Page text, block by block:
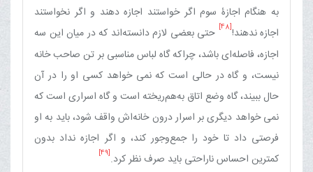
به هنگام اجازۀ سوم اگر خواستند اجازه دهند و اگر نخواستند
اجازه ندهند![48] حتی بعضی لازم دانسته‌اند که در میان این سه
اجازه، فاصله‌ای باشد، چراکه گاه لباس مناسبی بر تن صاحب خانه
نیست، و گاه در حالی است که نمی خواهد کسی او را در آن
حال ببیند، گاه وضع اتاق به‌هم‌ریخته است و گاه اسراری است که
نمی خواهد دیگری بر اسرار درون خانه‌اش واقف شود، باید به او
فرصتی داد تا خود را جمع‌وجور کند، و اگر اجازه نداد بدون
کمترین احساس ناراحتی باید صرف نظر کرد.[49]